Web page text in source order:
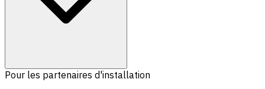
Pour les partenaires d'installation